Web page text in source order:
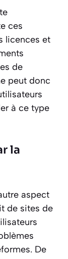
ces
licences et
de
peut donc
à ce type
la
aspect
de sites de
De